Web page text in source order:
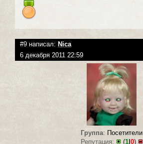
#9 написал: Nica
6 декабря 2011 22:59
Группа: Посетители
Репутация:
(1| 0)